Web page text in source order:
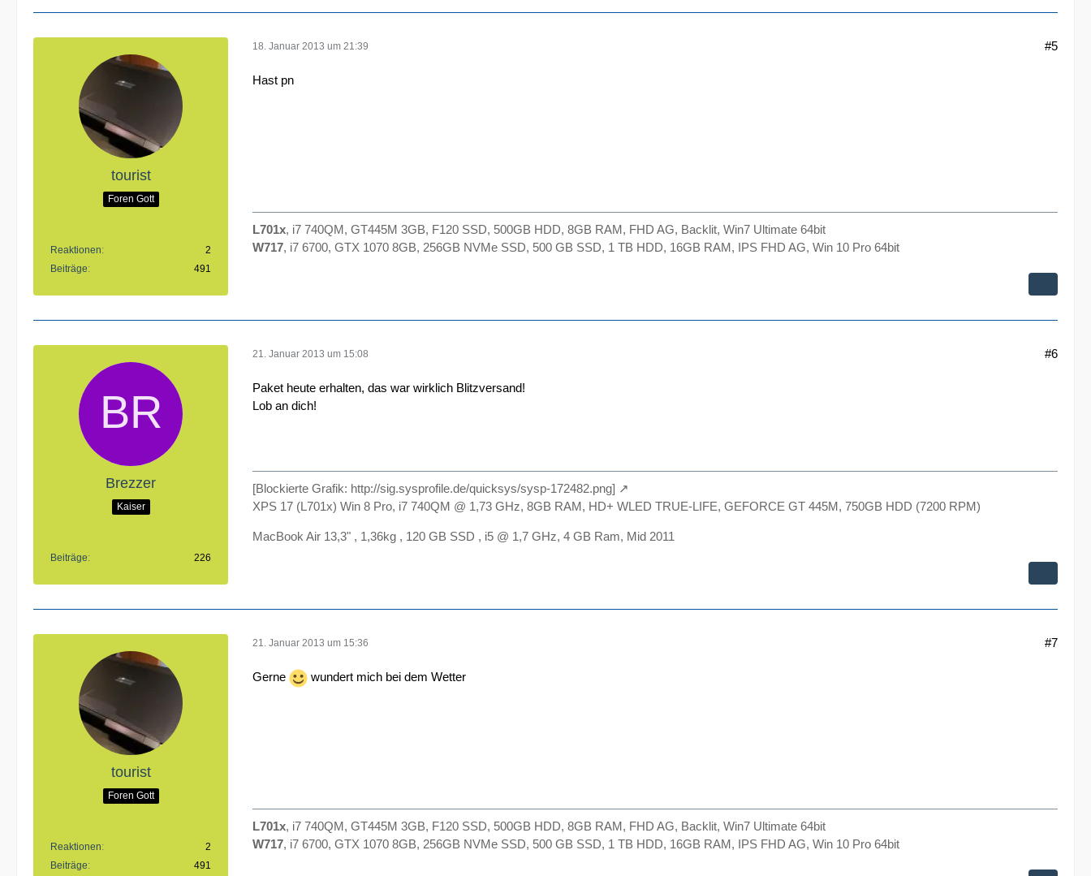
tourist
Foren Gott
Reaktionen
2
Beiträge
491
18. Januar 2013 um 21:39 #5
Hast pn
L701x, i7 740QM, GT445M 3GB, F120 SSD, 500GB HDD, 8GB RAM, FHD AG, Backlit, Win7 Ultimate 64bit
W717, i7 6700, GTX 1070 8GB, 256GB NVMe SSD, 500 GB SSD, 1 TB HDD, 16GB RAM, IPS FHD AG, Win 10 Pro 64bit
Brezzer
Kaiser
Beiträge 226
21. Januar 2013 um 15:08 #6
Paket heute erhalten, das war wirklich Blitzversand!
Lob an dich!
[Blockierte Grafik: http://sig.sysprofile.de/quicksys/sysp-172482.png]
XPS 17 (L701x) Win 8 Pro, i7 740QM @ 1,73 GHz, 8GB RAM, HD+ WLED TRUE-LIFE, GEFORCE GT 445M, 750GB HDD (7200 RPM)
MacBook Air 13,3" , 1,36kg , 120 GB SSD , i5 @ 1,7 GHz, 4 GB Ram, Mid 2011
tourist
Foren Gott
Reaktionen
2
Beiträge
491
21. Januar 2013 um 15:36 #7
Gerne wundert mich bei dem Wetter
L701x, i7 740QM, GT445M 3GB, F120 SSD, 500GB HDD, 8GB RAM, FHD AG, Backlit, Win7 Ultimate 64bit
W717, i7 6700, GTX 1070 8GB, 256GB NVMe SSD, 500 GB SSD, 1 TB HDD, 16GB RAM, IPS FHD AG, Win 10 Pro 64bit